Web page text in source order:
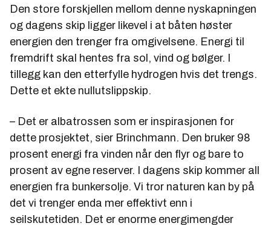
Den store forskjellen mellom denne nyskapningen
og dagens skip ligger likevel i at båten høster
energien den trenger fra omgivelsene. Energi til
fremdrift skal hentes fra sol, vind og bølger. I
tillegg kan den etterfylle hydrogen hvis det trengs.
Dette et ekte nullutslippskip.
– Det er albatrossen som er inspirasjonen for
dette prosjektet, sier Brinchmann. Den bruker 98
prosent energi fra vinden når den flyr og bare to
prosent av egne reserver. I dagens skip kommer all
energien fra bunkersolje. Vi tror naturen kan by på
det vi trenger enda mer effektivt enn i
seilskutetiden. Det er enorme energimengder